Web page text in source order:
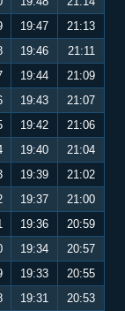
19:47
21:13
19:46
21:11
19:44
21:09
19:43
21:07
19:42
21:06
19:40
21:04
19:39
21:02
19:37
21:00
19:36
20:59
19:34
20:57
19:33
20:55
19:31
20:53